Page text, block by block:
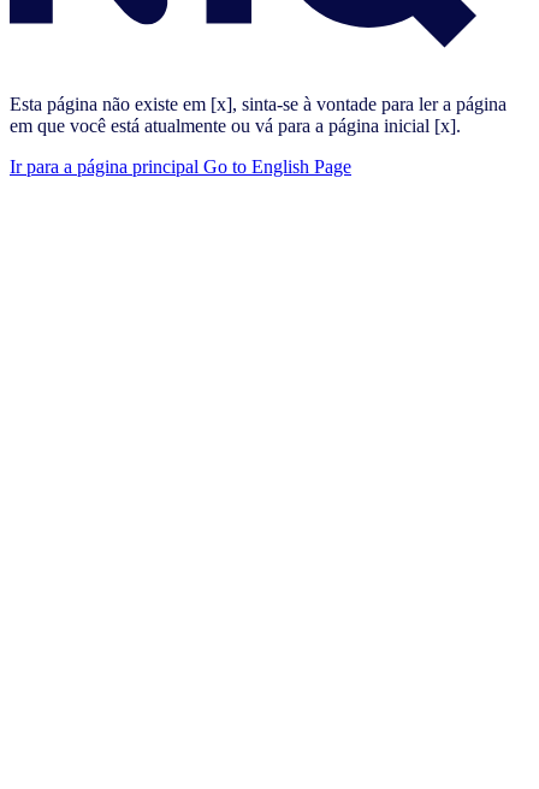
Esta página não existe em [x], sinta-se à vontade para ler a página
em que você está atualmente ou vá para a página inicial [x].
Ir para a página principal Go to English Page